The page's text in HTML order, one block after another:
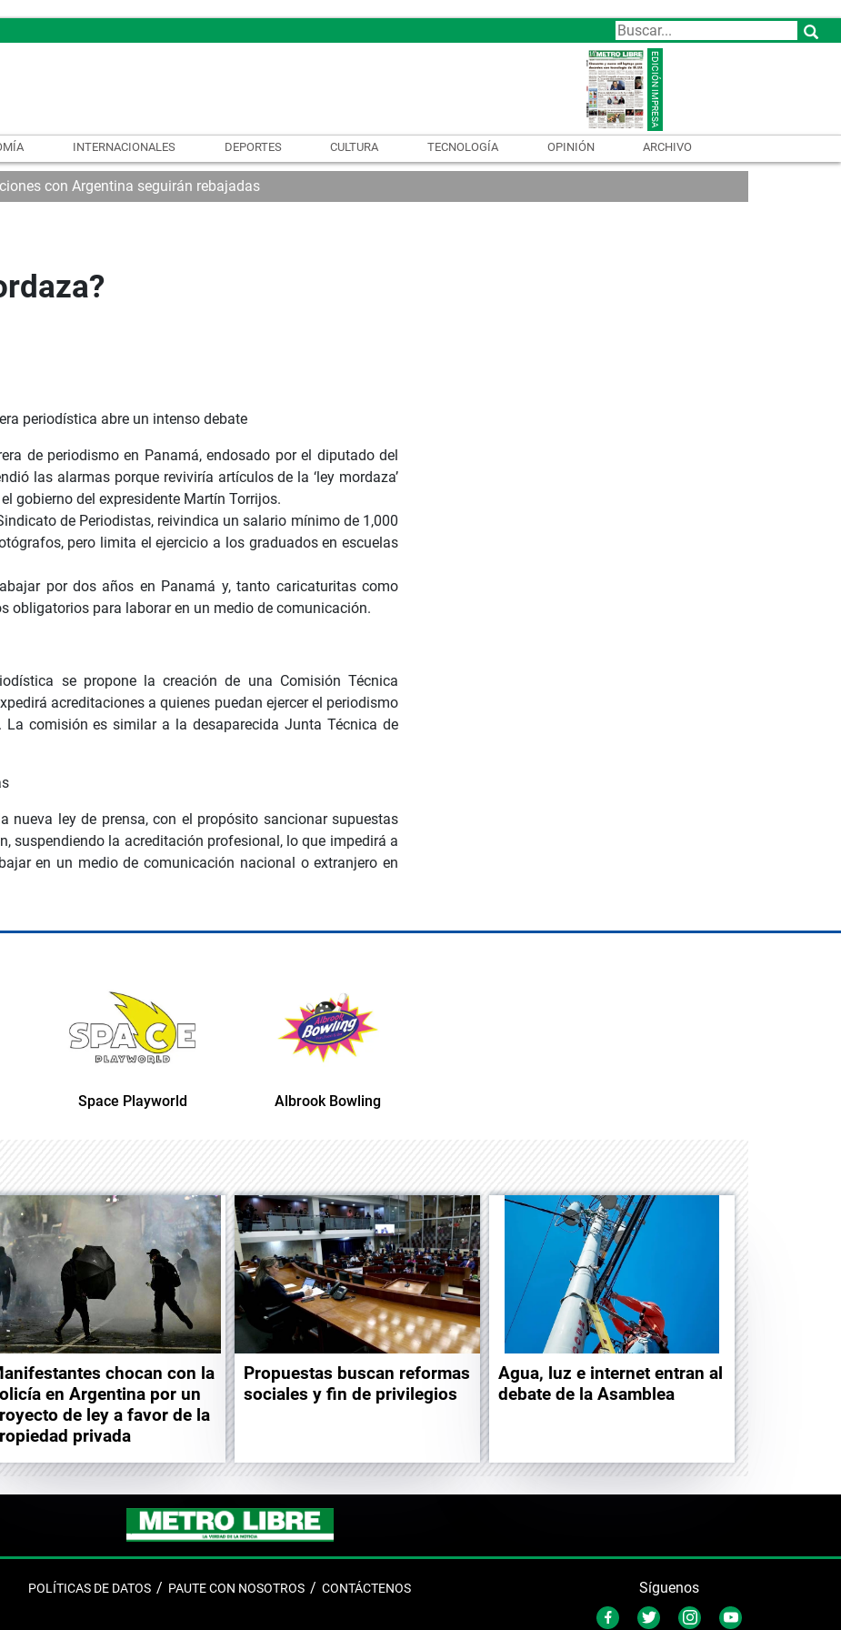
INTERNACIONALES DEPORTES CULTURA TECNOLOGÍA OPINIÓN ARCHIVO
con Argentina seguirán rebajadas
periodística abre un intenso debate
de periodismo en Panamá, endosado por el diputado del
las alarmas porque reviviría artículos de la ‘ley mordaza’
gobierno del expresidente Martín Torrijos.
de Periodistas, reivindica un salario mínimo de 1,000
pero limita el ejercicio a los graduados en escuelas
por dos años en Panamá y, tanto caricaturitas como
obligatorios para laborar en un medio de comunicación.
se propone la creación de una Comisión Técnica
acreditaciones a quienes puedan ejercer el periodismo
comisión es similar a la desaparecida Junta Técnica de
nueva ley de prensa, con el propósito sancionar supuestas
suspendiendo la acreditación profesional, lo que impedirá a
en un medio de comunicación nacional o extranjero en
Space Playworld Albrook Bowling
chocan con la
en Argentina por un
de ley a favor de la
privada
Propuestas buscan reformas
sociales y fin de privilegios
Agua, luz e internet entran al
debate de la Asamblea
POLÍTICAS DE DATOS PAUTE CON NOSOTROS CONTÁCTENOS Síguenos